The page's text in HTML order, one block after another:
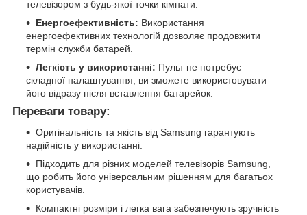
телевізором з будь-якої точки кімнати.
Енергоефективність: Використання
енергоефективних технологій дозволяє продовжити
термін служби батарей.
Легкість у використанні: Пульт не потребує
складної налаштування, ви зможете використовувати
його відразу після вставлення батарейок.
Переваги товару:
Оригінальність та якість від Samsung гарантують
надійність у використанні.
Підходить для різних моделей телевізорів Samsung,
що робить його універсальним рішенням для багатьох
користувачів.
Компактні розміри і легка вага забезпечують зручність